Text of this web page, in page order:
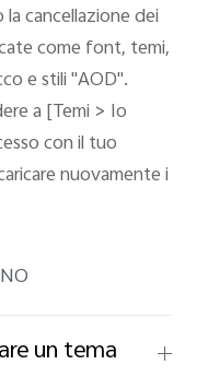
cancellazione dei
come font, temi,
e stili "AOD".
a [Temi > Io
con il tuo
nuovamente i
NO
un tema